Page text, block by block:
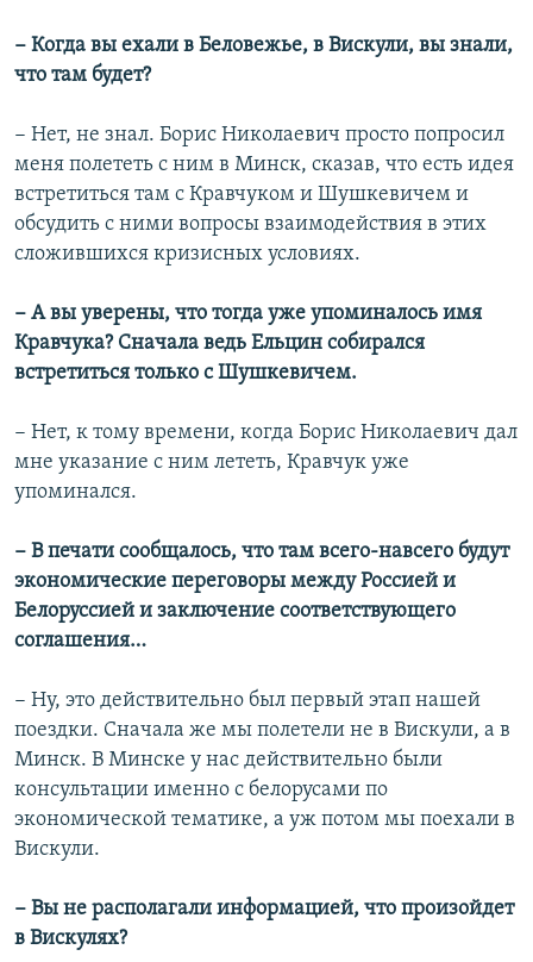
− Когда вы ехали в Беловежье, в Вискули, вы знали,
что там будет?
− Нет, не знал. Борис Николаевич просто попросил
меня полететь с ним в Минск, сказав, что есть идея
встретиться там с Кравчуком и Шушкевичем и
обсудить с ними вопросы взаимодействия в этих
сложившихся кризисных условиях.
− А вы уверены, что тогда уже упоминалось имя
Кравчука? Сначала ведь Ельцин собирался
встретиться только с Шушкевичем.
− Нет, к тому времени, когда Борис Николаевич дал
мне указание с ним лететь, Кравчук уже
упоминался.
− В печати сообщалось, что там всего-навсего будут
экономические переговоры между Россией и
Белоруссией и заключение соответствующего
соглашения…
− Ну, это действительно был первый этап нашей
поездки. Сначала же мы полетели не в Вискули, а в
Минск. В Минске у нас действительно были
консультации именно с белорусами по
экономической тематике, а уж потом мы поехали в
Вискули.
− Вы не располагали информацией, что произойдет
в Вискулях?